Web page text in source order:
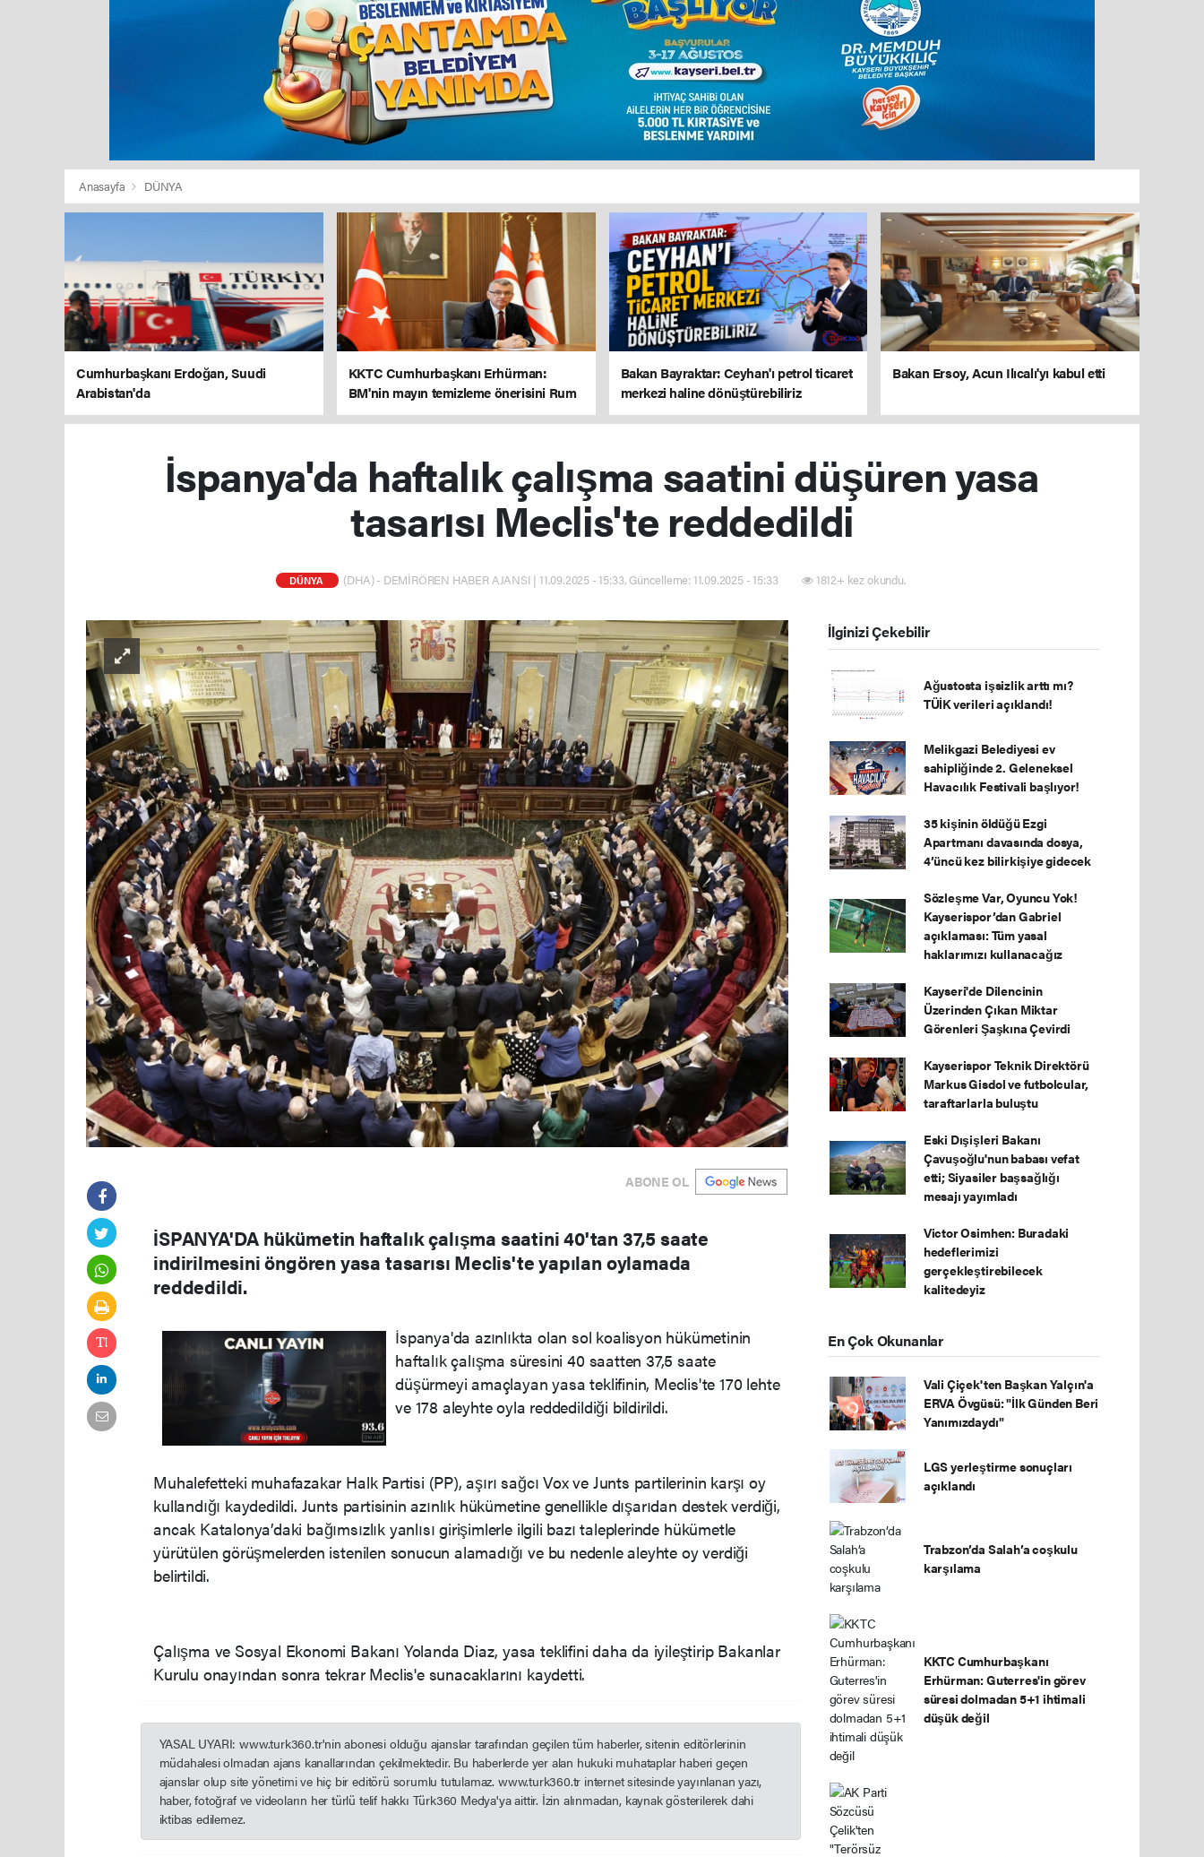
Anasayfa DÜNYA
Cumhurbaşkanı Erdoğan, Suudi
Arabistan'da
KKTC Cumhurbaşkanı Erhürman:
BM'nin mayın temizleme önerisini Rum
tarafı reddetti!
Bakan Bayraktar: Ceyhan'ı petrol ticaret
merkezi haline dönüştürebiliriz
Bakan Ersoy, Acun Ilıcalı'yı kabul etti
İspanya'da haftalık çalışma saatini düşüren yasa
tasarısı Meclis'te reddedildi
DÜNYA (DHA) - DEMİRÖREN HABER AJANSI | 11.09.2025 - 15:33, Güncelleme: 11.09.2025 - 15:33 1812+ kez okundu.
ABONE OL
İSPANYA'DA hükümetin haftalık çalışma saatini 40'tan 37,5 saate
indirilmesini öngören yasa tasarısı Meclis'te yapılan oylamada
reddedildi.
İspanya'da azınlıkta olan sol koalisyon hükümetinin
haftalık çalışma süresini 40 saatten 37,5 saate
düşürmeyi amaçlayan yasa teklifinin, Meclis'te 170 lehte
ve 178 aleyhte oyla reddedildiği bildirildi.
Muhalefetteki muhafazakar Halk Partisi (PP), aşırı sağcı Vox ve Junts partilerinin karşı oy
kullandığı kaydedildi. Junts partisinin azınlık hükümetine genellikle dışarıdan destek verdiği,
ancak Katalonya’daki bağımsızlık yanlısı girişimlerle ilgili bazı taleplerinde hükümetle
yürütülen görüşmelerden istenilen sonucun alamadığı ve bu nedenle aleyhte oy verdiği
belirtildi.
Çalışma ve Sosyal Ekonomi Bakanı Yolanda Diaz, yasa teklifini daha da iyileştirip Bakanlar
Kurulu onayından sonra tekrar Meclis'e sunacaklarını kaydetti.
YASAL UYARI: www.turk360.tr'nin abonesi olduğu ajanslar tarafından geçilen tüm haberler, sitenin editörlerinin
müdahalesi olmadan ajans kanallarından çekilmektedir. Bu haberlerde yer alan hukuki muhataplar haberi geçen
ajanslar olup site yönetimi ve hiç bir editörü sorumlu tutulamaz. www.turk360.tr internet sitesinde yayınlanan yazı,
haber, fotoğraf ve videoların her türlü telif hakkı Türk360 Medya'ya aittir. İzin alınmadan, kaynak gösterilerek dahi
iktibas edilemez.
İlginizi Çekebilir
Ağustosta işsizlik arttı mı?
TÜİK verileri açıklandı!
Melikgazi Belediyesi ev
sahipliğinde 2. Geleneksel
Havacılık Festivali başlıyor!
35 kişinin öldüğü Ezgi
Apartmanı davasında dosya,
4’üncü kez bilirkişiye gidecek
Sözleşme Var, Oyuncu Yok!
Kayserispor’dan Gabriel
açıklaması: Tüm yasal
haklarımızı kullanacağız
Kayseri'de Dilencinin
Üzerinden Çıkan Miktar
Görenleri Şaşkına Çevirdi
Kayserispor Teknik Direktörü
Markus Gisdol ve futbolcular,
taraftarlarla buluştu
Eski Dışişleri Bakanı
Çavuşoğlu'nun babası vefat
etti; Siyasiler başsağlığı
mesajı yayımladı
Victor Osimhen: Buradaki
hedeflerimizi
gerçekleştirebilecek
kalitedeyiz
En Çok Okunanlar
Vali Çiçek'ten Başkan Yalçın'a
ERVA Övgüsü: "İlk Günden Beri
Yanımızdaydı"
LGS yerleştirme sonuçları
açıklandı
Trabzon’da Salah’a coşkulu
karşılama
KKTC Cumhurbaşkanı
Erhürman: Guterres'in görev
süresi dolmadan 5+1 ihtimali
düşük değil